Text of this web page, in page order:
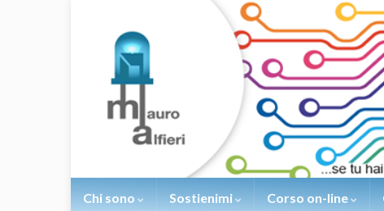
Chi sono Sostienimi Corso on-line